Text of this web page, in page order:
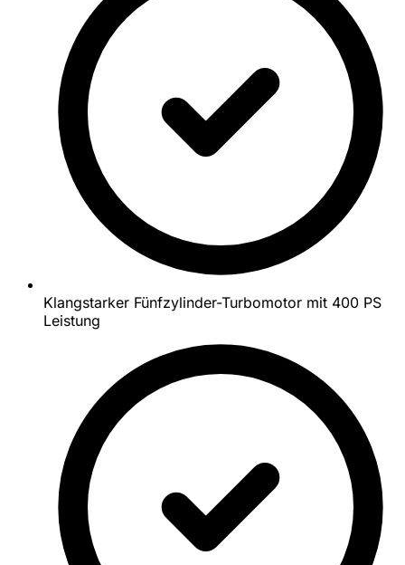
Klangstarker Fünfzylinder-Turbomotor mit 400 PS
Leistung